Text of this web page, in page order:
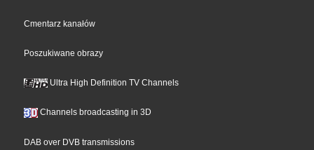
Cmentarz kanałów
Poszukiwane obrazy
Ultra High Definition TV Channels
Channels broadcasting in 3D
DAB over DVB transmissions